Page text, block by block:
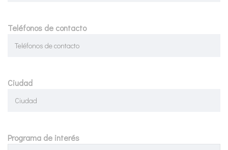
Teléfonos de contacto
Ciudad
Programa de interés